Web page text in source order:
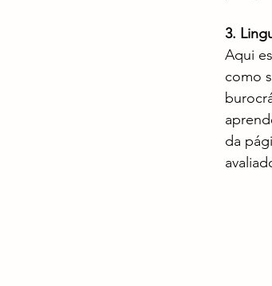
3.
Aqui
como
da